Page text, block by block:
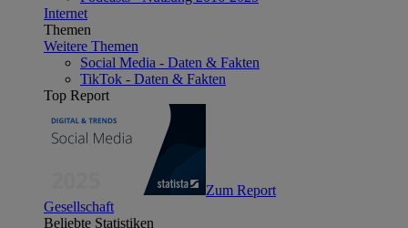
Internet
Themen
Weitere Themen
Social Media - Daten & Fakten
TikTok - Daten & Fakten
Top Report
Zum Report
Gesellschaft
Beliebte Statistiken